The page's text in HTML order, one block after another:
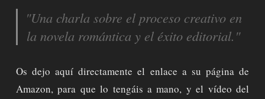
"Una charla sobre el proceso creativo en
la novela romántica y el éxito editorial."
Os dejo aquí directamente el enlace a su página de
Amazon, para que lo tengáis a mano, y el vídeo del